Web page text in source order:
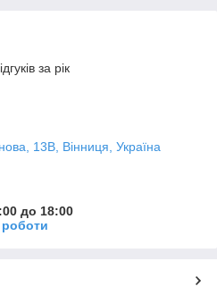
за рік
13В, Вінниця, Україна
до 18:00
роботи